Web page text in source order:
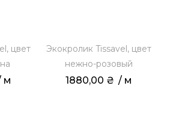
цвет
м
Экокролик Tissavel, цвет
нежно-розовый
1880,00 ₴ / м